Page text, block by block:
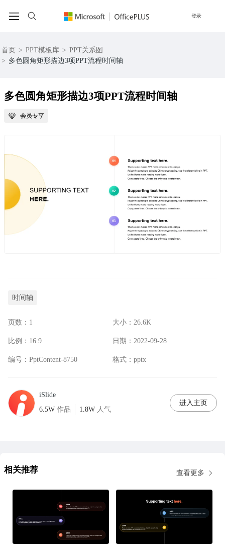
登录
首页 > PPT模板库 > PPT关系图
> 多色圆角矩形描边3项PPT流程时间轴
多色圆角矩形描边3项PPT流程时间轴
会员专享
时间轴
页数： 1 大小： 26.6K
比例： 16:9 日期： 2022-09-28
编号： PptContent-8750 格式： pptx
iSlide
6.5W 作品 1.8W 人气
进入主页
相关推荐 查看更多